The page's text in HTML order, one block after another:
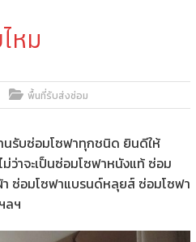
หม
พื้นที่รับส่งซ่อม
นรับซ่อมโซฟาทุกชนิด ยินดีให้
ว่าจะเป็นซ่อมโซฟาหนังแท้ ซ่อม
า ซ่อมโซฟาแบรนด์หลุยส์ ซ่อมโซฟา
ลฯ